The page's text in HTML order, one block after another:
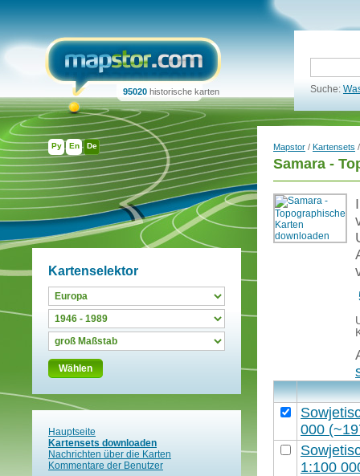
Ру En De
95020 historische karten Suche:
Kartenselektor
Wählen
Hauptseite
Kartensets downloaden
Nachrichten über die Karten
Kommentare der Benutzer
Mapstor / Kartensets
Samara -
000
1:100